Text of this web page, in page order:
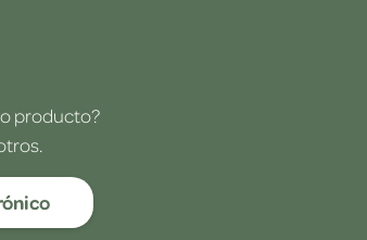
producto?